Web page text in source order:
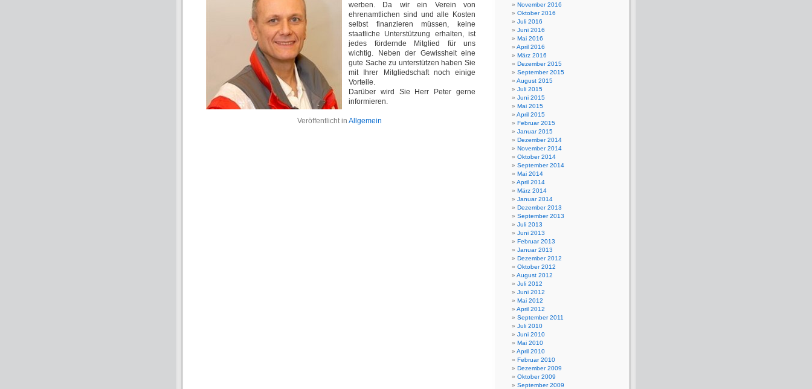
werben. Da wir ein Verein von
ehrenamtlichen sind und alle Kosten
selbst finanzieren müssen, keine
staatliche Unterstützung erhalten, ist
jedes fördernde Mitglied für uns
wichtig. Neben der Gewissheit eine
gute Sache zu unterstützen haben Sie
mit Ihrer Mitgliedschaft noch einige
Vorteile.
Darüber wird Sie Herr Peter gerne
informieren.
Veröffentlicht in Allgemein
November 2016
Oktober 2016
Juli 2016
Juni 2016
Mai 2016
April 2016
März 2016
Dezember 2015
September 2015
August 2015
Juli 2015
Juni 2015
Mai 2015
April 2015
Februar 2015
Januar 2015
Dezember 2014
November 2014
Oktober 2014
September 2014
Mai 2014
April 2014
März 2014
Januar 2014
Dezember 2013
September 2013
Juli 2013
Juni 2013
Februar 2013
Januar 2013
Dezember 2012
Oktober 2012
August 2012
Juli 2012
Juni 2012
Mai 2012
April 2012
September 2011
Juli 2010
Juni 2010
Mai 2010
April 2010
Februar 2010
Dezember 2009
Oktober 2009
September 2009